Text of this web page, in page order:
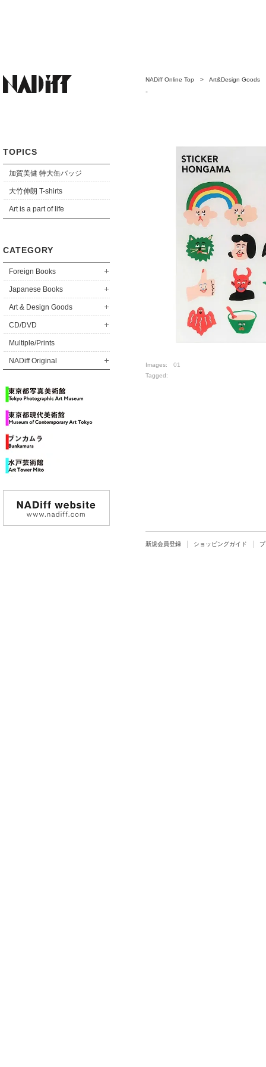
TOPICS
加賀美健 特大缶バッジ
大竹伸朗 T-shirts
Art is a part of life
CATEGORY
Foreign Books
Japanese Books
Art & Design Goods
CD/DVD
Multiple/Prints
NADiff Original
NADiff Online Top > Art&Design Goods
-
Images: 01
Tagged:
新規会員登録 ショッピングガイド